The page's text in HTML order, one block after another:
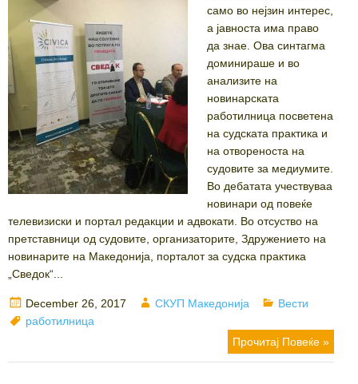
само во нејзин интерес,
а јавноста има право
да знае. Ова синтагма
доминираше и во
анализите на
новинарската
работилница посветена
на судската практика и
на отвореноста на
судовите за медиумите.
Во дебатата учествуваа
новинари од повеќе
телевизиски и портал редакции и адвокати. Во отсуство на
претставници од судовите, организаторите, Здружението на
новинарите на Македонија, порталот за судска практика
„Сведок“...
Posted
on
December 26, 2017 Author
СКУП Македонија Categories
Вести
Tags
работилница
Прочитај Повеќе »